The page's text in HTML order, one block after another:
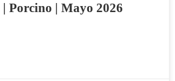
Porcino | Mayo 2026